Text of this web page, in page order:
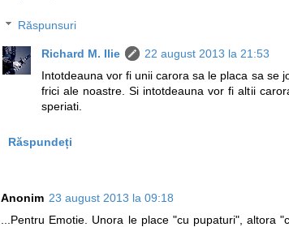
Răspunsuri
Richard M. Ilie
22 august 2013 la 21:53
Intotdeauna vor fi unii carora sa le placa sa se
frici ale noastre. Si intotdeauna vor fi altii
speriati.
Răspundeți
Anonim 23 august 2013 la 09:18
...Pentru Emotie. Unora le place "cu pupaturi", altora